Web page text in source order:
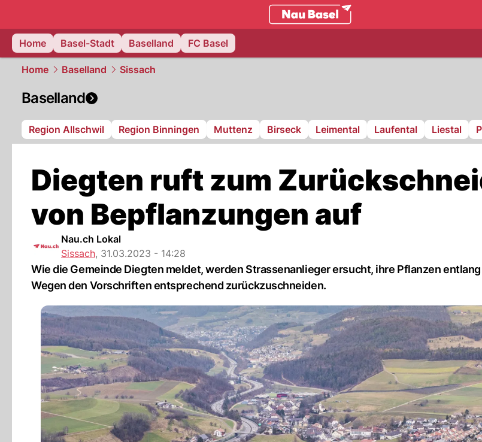
basel.
Home
Basel-Stadt Baselland FC Basel
Home Baselland Sissach
Baselland
Region Allschwil Region Binningen Muttenz Birseck Leimental Laufental Liestal
Diegten ruft zum
von Bepflanzungen auf
Nau.ch Lokal
Sissach, 31.03.2023 - 14:28
Wie die Gemeinde Diegten meldet, werden Strassenanlieger ersucht, ihre Pflanzen
Wegen den Vorschriften entsprechend zurückzuschneiden.